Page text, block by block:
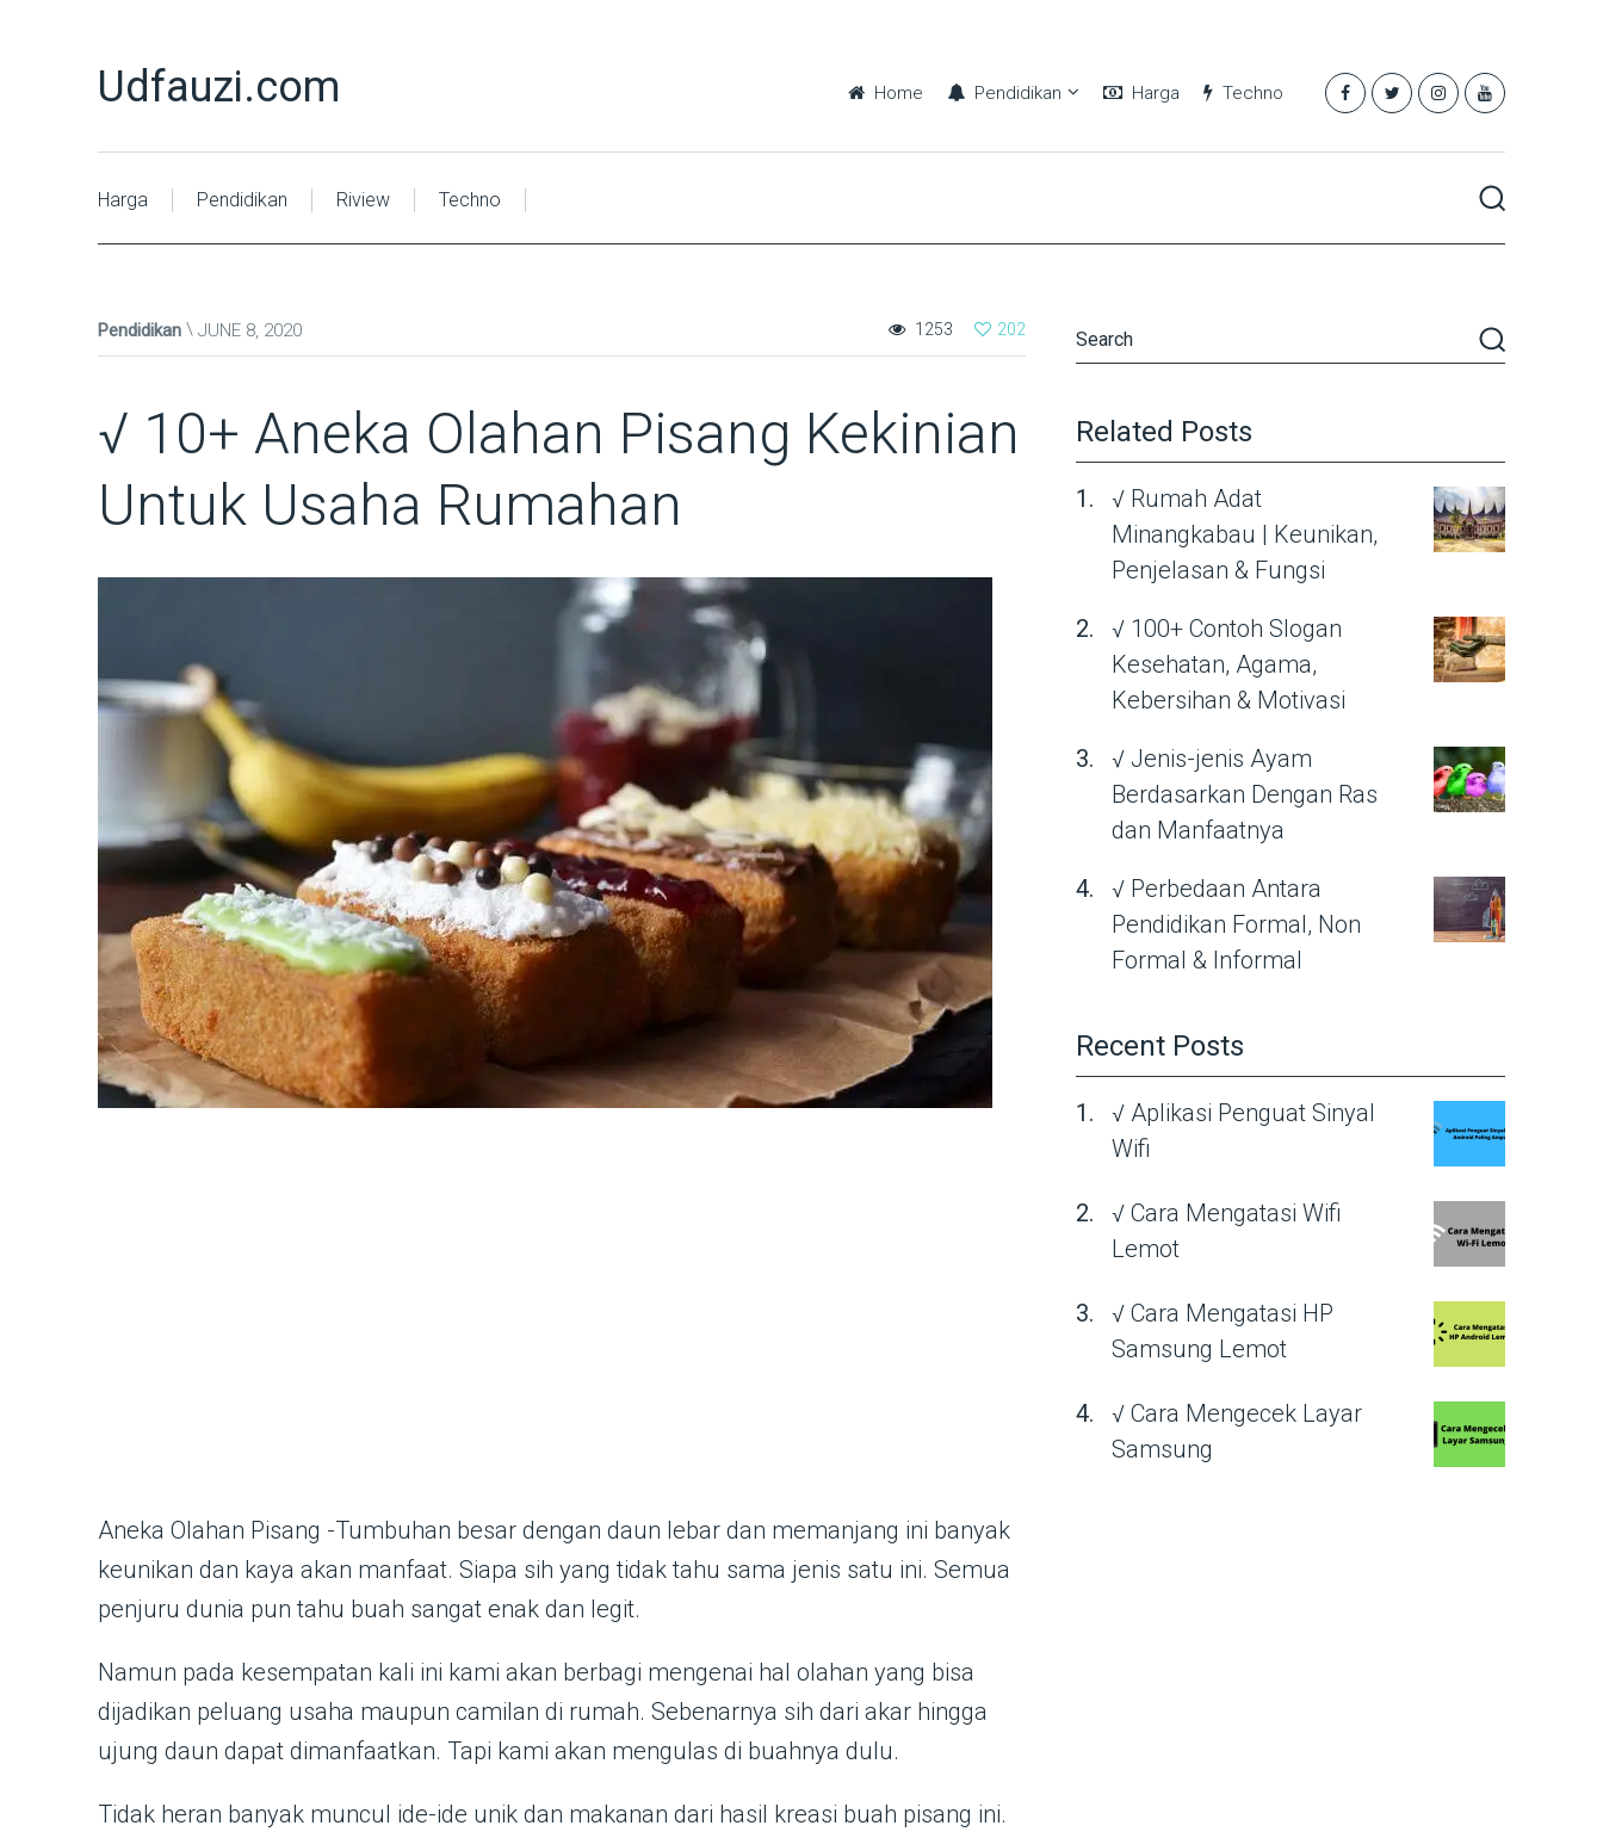
Udfauzi.com Home Pendidikan Harga Techno
Harga Pendidikan Riview Techno
Pendidikan JUNE 8, 2020 202
1253
√ 10+ Aneka Olahan Pisang Kekinian
Untuk Usaha Rumahan
Aneka Olahan Pisang -Tumbuhan besar dengan daun lebar dan memanjang ini banyak
keunikan dan kaya akan manfaat. Siapa sih yang tidak tahu sama jenis satu ini. Semua
penjuru dunia pun tahu buah sangat enak dan legit.
Namun pada kesempatan kali ini kami akan berbagi mengenai hal olahan yang bisa
dijadikan peluang usaha maupun camilan di rumah. Sebenarnya sih dari akar hingga
ujung daun dapat dimanfaatkan. Tapi kami akan mengulas di buahnya dulu.
Tidak heran banyak muncul ide-ide unik dan makanan dari hasil kreasi buah pisang ini.
Related Posts
√ Rumah Adat
Minangkabau | Keunikan,
Penjelasan & Fungsi
√ 100+ Contoh Slogan
Kesehatan, Agama,
Kebersihan & Motivasi
√ Jenis-jenis Ayam
Berdasarkan Dengan Ras
dan Manfaatnya
√ Perbedaan Antara
Pendidikan Formal, Non
Formal & Informal
Recent Posts
√ Aplikasi Penguat Sinyal
Wifi
√ Cara Mengatasi Wifi
Lemot
√ Cara Mengatasi HP
Samsung Lemot
√ Cara Mengecek Layar
Samsung